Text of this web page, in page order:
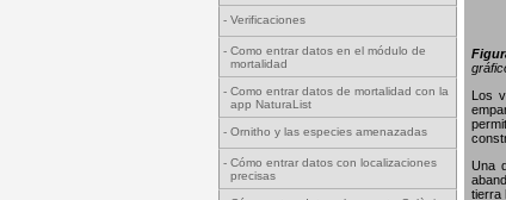
- Verificaciones
- Como entrar datos en el módulo de
mortalidad
- Como entrar datos de mortalidad con la
app NaturaList
- Ornitho y las especies amenazadas
- Cómo entrar datos con localizaciones
precisas
Los
Una
tierra